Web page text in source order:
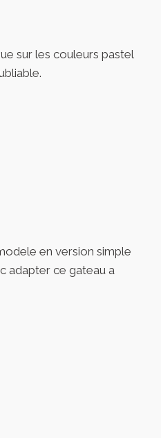
sur les couleurs pastel
en version simple
adapter ce gateau a